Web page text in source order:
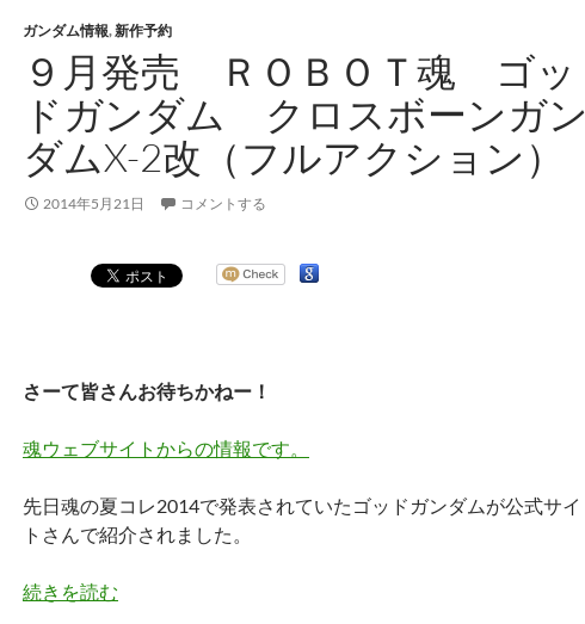
ガンダム情報,新作予約
９月発売 ＲＯＢＯＴ魂 ゴッ
ドガンダム クロスボーンガン
ダムX-2改（フルアクション）
2014年5月21日 コメントする
さーて皆さんお待ちかねー！
魂ウェブサイトからの情報です。
先日魂の夏コレ2014で発表されていたゴッドガンダムが公式サイ
トさんで紹介されました。
続きを読む